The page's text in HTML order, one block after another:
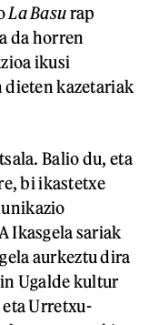
La Basurap
da horren
ikusi
dieten kazetariak
Balio du, eta
bi ikastetxe
Ikasgela sariak
aurkeztu dira
Ugalde kultur
Urretxu-